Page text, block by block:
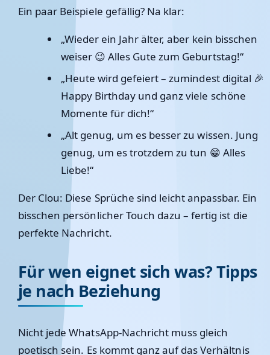
Ein paar Beispiele gefällig? Na klar:
„Wieder ein Jahr älter, aber kein bisschen
weiser 😉 Alles Gute zum Geburtstag!“
„Heute wird gefeiert – zumindest digital 🎉
Happy Birthday und ganz viele schöne
Momente für dich!“
„Alt genug, um es besser zu wissen. Jung
genug, um es trotzdem zu tun 😁 Alles
Liebe!“
Der Clou: Diese Sprüche sind leicht anpassbar. Ein
bisschen persönlicher Touch dazu – fertig ist die
perfekte Nachricht.
Für wen eignet sich was? Tipps
je nach Beziehung
Nicht jede WhatsApp-Nachricht muss gleich
poetisch sein. Es kommt ganz auf das Verhältnis